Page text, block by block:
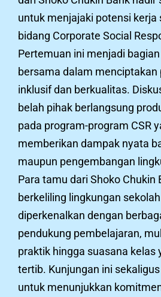
untuk menjajaki potensi kerja
bidang Corporate Social
Pertemuan ini menjadi
bersama dalam menciptakan
inklusif dan berkualitas.
belah pihak berlangsung
pada program-program CSR
memberikan dampak nyata
maupun pengembangan
Para tamu dari Shoko Chukin
berkeliling lingkungan
diperkenalkan dengan
pendukung pembelajaran,
praktik hingga suasana kelas
tertib. Kunjungan ini
untuk menunjukkan